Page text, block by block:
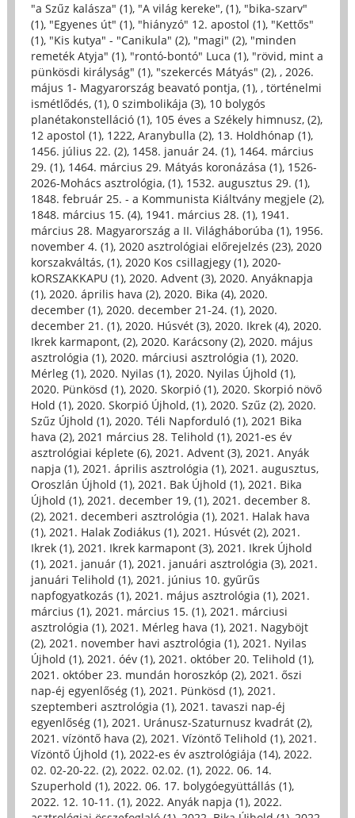
"a Szűz kalásza" (1), "A világ kereke", (1), "bika-szarv"
(1), "Egyenes út" (1), "hiányzó" 12. apostol (1), "Kettős"
(1), "Kis kutya" - "Canikula" (2), "magi" (2), "minden
remeték Atyja" (1), "rontó-bontó" Luca (1), "rövid, mint a
pünkösdi királyság" (1), "szekercés Mátyás" (2), , 2026.
május 1- Magyarország beavató pontja, (1), , történelmi
ismétlődés, (1), 0 szimbolikája (3), 10 bolygós
planétakonstelláció (1), 105 éves a Székely himnusz, (2),
12 apostol (1), 1222, Aranybulla (2), 13. Holdhónap (1),
1456. július 22. (2), 1458. január 24. (1), 1464. március
29. (1), 1464. március 29. Mátyás koronázása (1), 1526-
2026-Mohács asztrológia, (1), 1532. augusztus 29. (1),
1848. február 25. - a Kommunista Kiáltvány megjele (2),
1848. március 15. (4), 1941. március 28. (1), 1941.
március 28. Magyarország a II. Világháborúba (1), 1956.
november 4. (1), 2020 asztrológiai előrejelzés (23), 2020
korszakváltás, (1), 2020 Kos csillagjegy (1), 2020-
kORSZAKKAPU (1), 2020. Advent (3), 2020. Anyáknapja
(1), 2020. április hava (2), 2020. Bika (4), 2020.
december (1), 2020. december 21-24. (1), 2020.
december 21. (1), 2020. Húsvét (3), 2020. Ikrek (4), 2020.
Ikrek karmapont, (2), 2020. Karácsony (2), 2020. május
asztrológia (1), 2020. márciusi asztrológia (1), 2020.
Mérleg (1), 2020. Nyilas (1), 2020. Nyilas Újhold (1),
2020. Pünkösd (1), 2020. Skorpió (1), 2020. Skorpió növő
Hold (1), 2020. Skorpió Újhold, (1), 2020. Szűz (2), 2020.
Szűz Újhold (1), 2020. Téli Napforduló (1), 2021 Bika
hava (2), 2021 március 28. Telihold (1), 2021-es év
asztrológiai képlete (6), 2021. Advent (3), 2021. Anyák
napja (1), 2021. április asztrológia (1), 2021. augusztus,
Oroszlán Újhold (1), 2021. Bak Újhold (1), 2021. Bika
Újhold (1), 2021. december 19, (1), 2021. december 8.
(2), 2021. decemberi asztrológia (1), 2021. Halak hava
(1), 2021. Halak Zodiákus (1), 2021. Húsvét (2), 2021.
Ikrek (1), 2021. Ikrek karmapont (3), 2021. Ikrek Újhold
(1), 2021. január (1), 2021. januári asztrológia (3), 2021.
januári Telihold (1), 2021. június 10. gyűrűs
napfogyatkozás (1), 2021. május asztrológia (1), 2021.
március (1), 2021. március 15. (1), 2021. márciusi
asztrológia (1), 2021. Mérleg hava (1), 2021. Nagyböjt
(2), 2021. november havi asztrológia (1), 2021. Nyilas
Újhold (1), 2021. óév (1), 2021. október 20. Telihold (1),
2021. október 23. mundán horoszkóp (2), 2021. őszi
nap-éj egyenlőség (1), 2021. Pünkösd (1), 2021.
szeptemberi asztrológia (1), 2021. tavaszi nap-éj
egyenlőség (1), 2021. Uránusz-Szaturnusz kvadrát (2),
2021. vízöntő hava (2), 2021. Vízöntő Telihold (1), 2021.
Vízöntő Újhold (1), 2022-es év asztrológiája (14), 2022.
02. 02-20-22. (2), 2022. 02.02. (1), 2022. 06. 14.
Szuperhold (1), 2022. 06. 17. bolygóegyüttállás (1),
2022. 12. 10-11. (1), 2022. Anyák napja (1), 2022.